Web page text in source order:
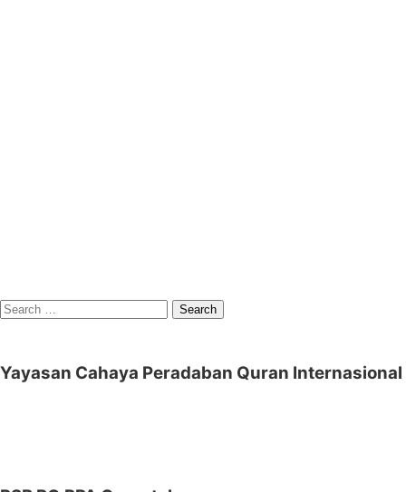
Search
Yayasan Cahaya Peradaban Quran Internasional